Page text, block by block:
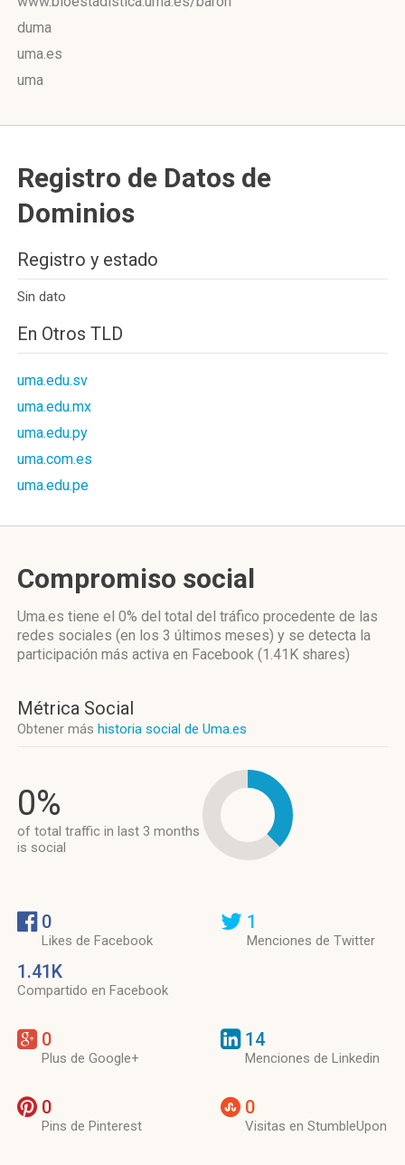
duma
uma.es
uma
Registro de Datos de
Dominios
Registro y estado
Sin dato
En Otros TLD
uma.edu.sv
uma.edu.mx
uma.edu.py
uma.com.es
uma.edu.pe
Compromiso social
Uma.es tiene el 0% del total del tráfico procedente de las
redes sociales (en los 3 últimos meses) y se detecta la
participación más activa en Facebook (1.41K shares)
Métrica Social
Obtener más historia social de Uma.es
0%
of total traffic in last 3 months
is social
0
Likes de Facebook
1.41K
Compartido en Facebook
1
Menciones de Twitter
0
Plus de Google+
14
Menciones de Linkedin
0
Pins de Pinterest
0
Visitas en StumbleUpon